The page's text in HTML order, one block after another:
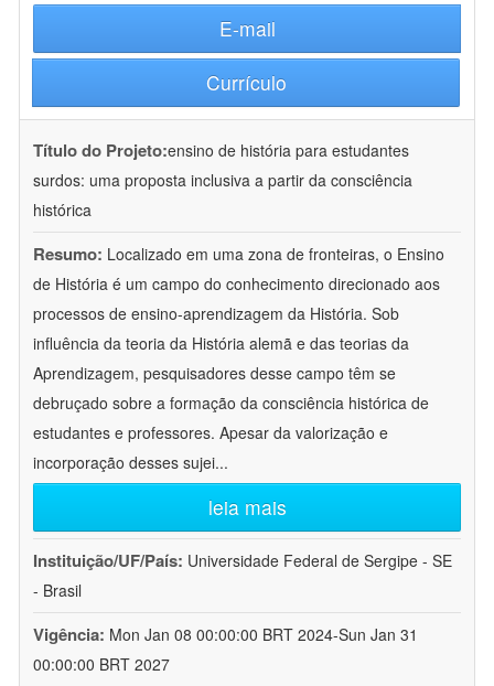
E-mail
Currículo
Título do Projeto:ensino de história para estudantes
surdos: uma proposta inclusiva a partir da consciência
histórica
Resumo: Localizado em uma zona de fronteiras, o Ensino
de História é um campo do conhecimento direcionado aos
processos de ensino-aprendizagem da História. Sob
influência da teoria da História alemã e das teorias da
Aprendizagem, pesquisadores desse campo têm se
debruçado sobre a formação da consciência histórica de
estudantes e professores. Apesar da valorização e
incorporação desses sujei...
leia mais
Instituição/UF/País: Universidade Federal de Sergipe - SE
- Brasil
Vigência: Mon Jan 08 00:00:00 BRT 2024-Sun Jan 31
00:00:00 BRT 2027